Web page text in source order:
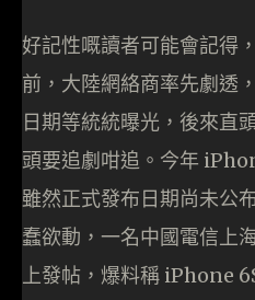
好記性嘅讀者可能會記得
前，大陸網絡商率先劇透
日期等統統曝光，後來直
頭要追劇咁追。今年
雖然正式發布日期尚未公
蠢欲動，一名中國電信上
上發帖，爆料稱 iPhone